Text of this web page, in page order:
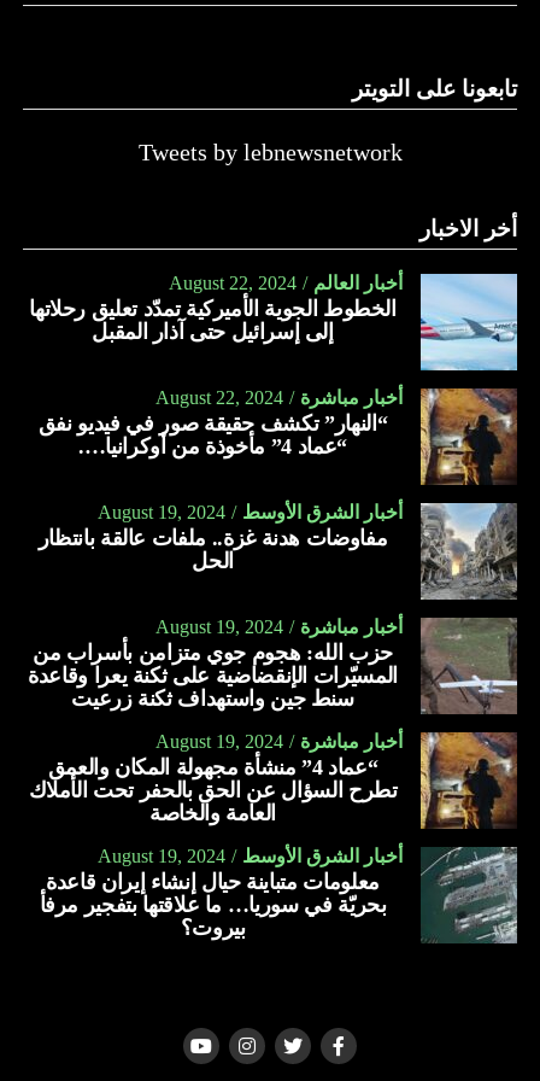
تابعونا على التويتر
Tweets by lebnewsnetwork
أخر الاخبار
أخبار العالم August 22, 2024
الخطوط الجوية الأميركية تمدّد تعليق رحلاتها
إلى إسرائيل حتى آذار المقبل
أخبار مباشرة August 22, 2024
“النهار” تكشف حقيقة صور في فيديو نفق
“عماد 4” مأخوذة من أوكرانيا….
أخبار الشرق الأوسط August 19, 2024
مفاوضات هدنة غزة.. ملفات عالقة بانتظار
الحل
أخبار مباشرة August 19, 2024
حزب الله: هجوم جوي متزامن بأسراب من
المسيّرات الإنقضاضية على ثكنة يعرا وقاعدة
سنط جين واستهداف ثكنة زرعيت
أخبار مباشرة August 19, 2024
“عماد 4” منشأة مجهولة المكان والعمق
تطرح السؤال عن الحق بالحفر تحت الأملاك
العامة والخاصة
أخبار الشرق الأوسط August 19, 2024
معلومات متباينة حيال إنشاء إيران قاعدة
بحريّة في سوريا… ما علاقتها بتفجير مرفأ
بيروت؟